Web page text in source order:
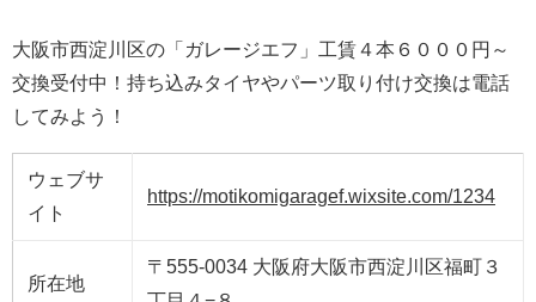
大阪市西淀川区の「ガレージエフ」工賃４本６０００円～
交換受付中！持ち込みタイヤやパーツ取り付け交換は電話
してみよう！
ウェブサ
イト
https://motikomigaragef.wixsite.com/1234
所在地
〒555-0034 大阪府大阪市西淀川区福町３